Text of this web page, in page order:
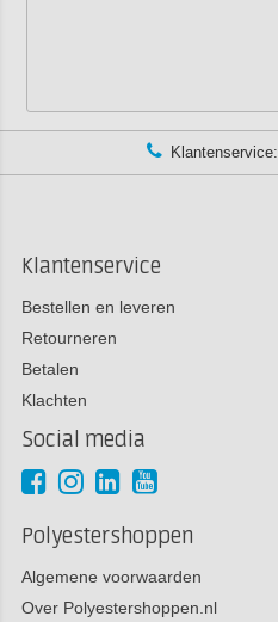
Klantenservice:
Klantenservice
Bestellen en leveren
Retourneren
Betalen
Klachten
Social media
Polyestershoppen
Algemene voorwaarden
Over Polyestershoppen.nl